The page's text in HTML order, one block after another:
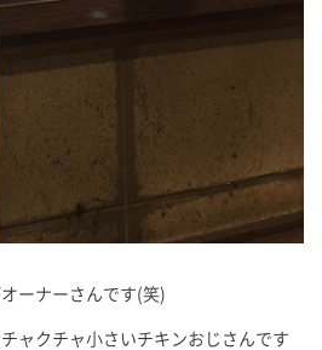
ーナーさんです(笑)
ャクチャ小さいチキンおじさんです